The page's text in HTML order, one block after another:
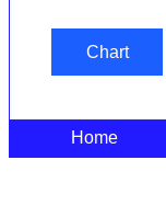
Chart
Home